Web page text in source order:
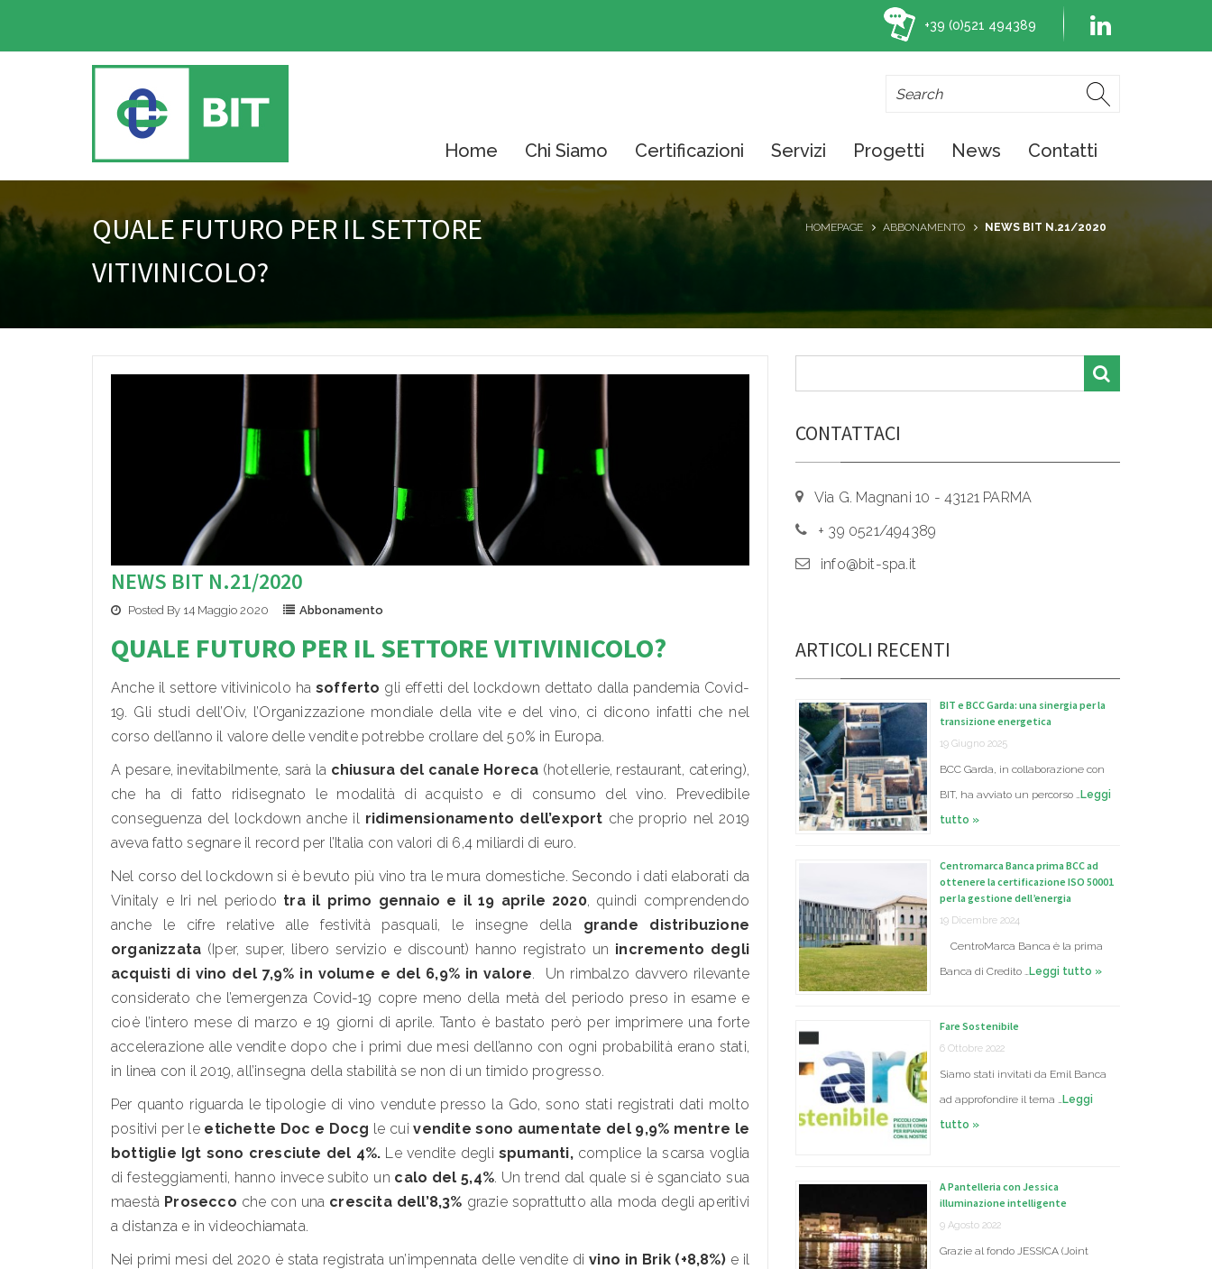
+39 (0)521 494389
Home Chi Siamo Certificazioni Servizi Progetti News Contatti
QUALE FUTURO PER IL SETTORE
VITIVINICOLO?
HOMEPAGE ABBONAMENTO NEWS BIT N.21/2020
NEWS BIT N.21/2020
Posted By 14 Maggio 2020 Abbonamento
QUALE FUTURO PER IL SETTORE VITIVINICOLO?
Anche il settore vitivinicolo ha sofferto gli effetti del lockdown dettato dalla pandemia Covid-
19. Gli studi dell’Oiv, l’Organizzazione mondiale della vite e del vino, ci dicono infatti che nel
corso dell’anno il valore delle vendite potrebbe crollare del 50% in Europa.
A pesare, inevitabilmente, sarà la chiusura del canale Horeca (hotellerie, restaurant, catering),
che ha di fatto ridisegnato le modalità di acquisto e di consumo del vino. Prevedibile
conseguenza del lockdown anche il ridimensionamento dell’export che proprio nel 2019
aveva fatto segnare il record per l’Italia con valori di 6,4 miliardi di euro.
Nel corso del lockdown si è bevuto più vino tra le mura domestiche. Secondo i dati elaborati da
Vinitaly e Iri nel periodo tra il primo gennaio e il 19 aprile 2020, quindi comprendendo
anche le cifre relative alle festività pasquali, le insegne della grande distribuzione
organizzata (Iper, super, libero servizio e discount) hanno registrato un incremento degli
acquisti di vino del 7,9% in volume e del 6,9% in valore. Un rimbalzo davvero rilevante
considerato che l’emergenza Covid-19 copre meno della metà del periodo preso in esame e
cioè l’intero mese di marzo e 19 giorni di aprile. Tanto è bastato però per imprimere una forte
accelerazione alle vendite dopo che i primi due mesi dell’anno con ogni probabilità erano stati,
in linea con il 2019, all’insegna della stabilità se non di un timido progresso.
Per quanto riguarda le tipologie di vino vendute presso la Gdo, sono stati registrati dati molto
positivi per le etichette Doc e Docg le cuivendite sono aumentate del 9,9% mentre le
bottiglie Igt sono cresciute del 4%. Le vendite degli spumanti,complice la scarsa voglia
di festeggiamenti, hanno invece subito un calo del 5,4%. Un trend dal quale si è sganciato sua
maestà Prosecco che con una crescita dell’8,3% grazie soprattutto alla moda degli aperitivi
a distanza e in videochiamata.
Nei primi mesi del 2020 è stata registrata un’impennata delle vendite divino in Brik (+8,8%)e il
CONTATTACI
Via G. Magnani 10 - 43121 PARMA
+ 39 0521/494389
info@bit-spa.it
ARTICOLI RECENTI
BIT e BCC Garda: una sinergia per la
transizione energetica
19 Giugno 2025
BCC Garda, in collaborazione con
BIT, ha avviato un percorso …Leggi
tutto »
Centromarca Banca prima BCC ad
ottenere la certificazione ISO 50001
per la gestione dell’energia
19 Dicembre 2024
CentroMarca Banca è la prima
Banca di Credito …Leggi tutto »
Fare Sostenibile
6 Ottobre 2022
Siamo stati invitati da Emil Banca
ad approfondire il tema …Leggi
tutto »
A Pantelleria con Jessica
illuminazione intelligente
9 Agosto 2022
Grazie al fondo JESSICA (Joint